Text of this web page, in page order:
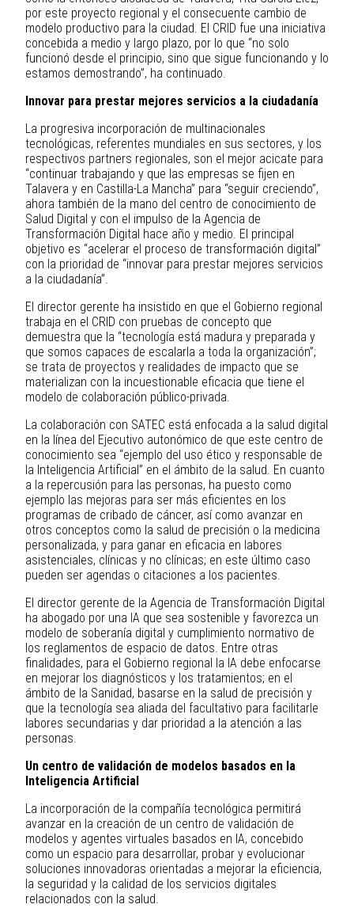
por este proyecto regional y el consecuente cambio de
modelo productivo para la ciudad. El CRID fue una iniciativa
concebida a medio y largo plazo, por lo que “no solo
funcionó desde el principio, sino que sigue funcionando y lo
estamos demostrando”, ha continuado.
Innovar para prestar mejores servicios a la ciudadanía
La progresiva incorporación de multinacionales
tecnológicas, referentes mundiales en sus sectores, y los
respectivos partners regionales, son el mejor acicate para
“continuar trabajando y que las empresas se fijen en
Talavera y en Castilla-La Mancha” para “seguir creciendo”,
ahora también de la mano del centro de conocimiento de
Salud Digital y con el impulso de la Agencia de
Transformación Digital hace año y medio. El principal
objetivo es “acelerar el proceso de transformación digital”
con la prioridad de “innovar para prestar mejores servicios
a la ciudadanía”.
El director gerente ha insistido en que el Gobierno regional
trabaja en el CRID con pruebas de concepto que
demuestra que la “tecnología está madura y preparada y
que somos capaces de escalarla a toda la organización”;
se trata de proyectos y realidades de impacto que se
materializan con la incuestionable eficacia que tiene el
modelo de colaboración público-privada.
La colaboración con SATEC está enfocada a la salud digital
en la línea del Ejecutivo autonómico de que este centro de
conocimiento sea “ejemplo del uso ético y responsable de
la Inteligencia Artificial” en el ámbito de la salud. En cuanto
a la repercusión para las personas, ha puesto como
ejemplo las mejoras para ser más eficientes en los
programas de cribado de cáncer, así como avanzar en
otros conceptos como la salud de precisión o la medicina
personalizada, y para ganar en eficacia en labores
asistenciales, clínicas y no clínicas; en este último caso
pueden ser agendas o citaciones a los pacientes.
El director gerente de la Agencia de Transformación Digital
ha abogado por una IA que sea sostenible y favorezca un
modelo de soberanía digital y cumplimiento normativo de
los reglamentos de espacio de datos. Entre otras
finalidades, para el Gobierno regional la IA debe enfocarse
en mejorar los diagnósticos y los tratamientos; en el
ámbito de la Sanidad, basarse en la salud de precisión y
que la tecnología sea aliada del facultativo para facilitarle
labores secundarias y dar prioridad a la atención a las
personas.
Un centro de validación de modelos basados en la
Inteligencia Artificial
La incorporación de la compañía tecnológica permitirá
avanzar en la creación de un centro de validación de
modelos y agentes virtuales basados en IA, concebido
como un espacio para desarrollar, probar y evolucionar
soluciones innovadoras orientadas a mejorar la eficiencia,
la seguridad y la calidad de los servicios digitales
relacionados con la salud.